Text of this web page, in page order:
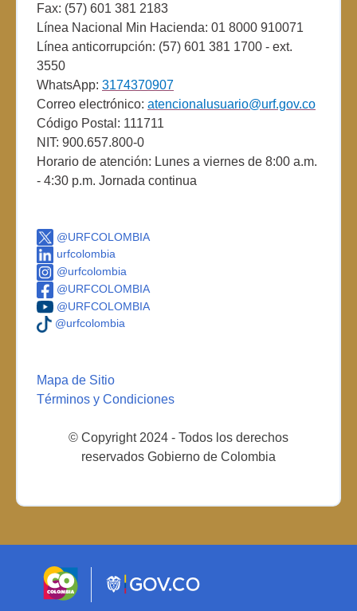
Fax: (57) 601 381 2183
Línea Nacional Min Hacienda: 01 8000 910071
Línea anticorrupción: (57) 601 381 1700 - ext.
3550
WhatsApp: 3174370907
Correo electrónico: atencionalusuario@urf.gov.co
Código Postal: 111711
NIT: 900.657.800-0
Horario de atención: Lunes a viernes de 8:00 a.m.
- 4:30 p.m. Jornada continua
@URFCOLOMBIA
urfcolombia
@urfcolombia
@URFCOLOMBIA
@URFCOLOMBIA
@urfcolombia
Mapa de Sitio
Términos y Condiciones
© Copyright 2024 - Todos los derechos
reservados Gobierno de Colombia